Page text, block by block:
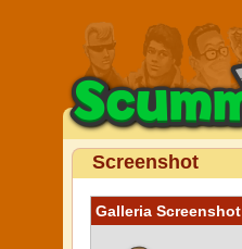
Screenshot
Galleria Screenshot